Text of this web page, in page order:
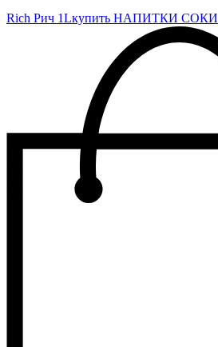
Rich Рич 1Lкупить НАПИТКИ СОКИ